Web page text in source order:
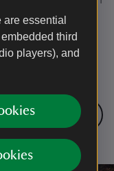
essential
third
players), and
wedi'i gynllunio'n
ac archwilio'r
a gwylio wrth i'r